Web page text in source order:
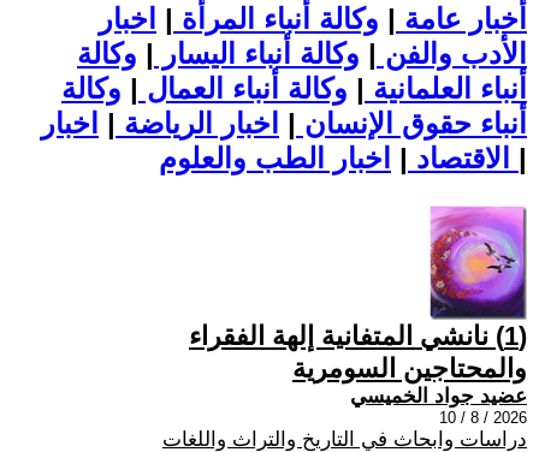
أخبار عامة | وكالة أنباء المرأة | اخبار
الأدب والفن | وكالة أنباء اليسار | وكالة
أنباء العلمانية | وكالة أنباء العمال | وكالة
أنباء حقوق الإنسان | اخبار الرياضة | اخبار
الاقتصاد | |
(1) نانشي المتفانية إلهة الفقراء
والمحتاجين السومرية
عضيد جواد الخميسي
2026 / 8 / 10
دراسات وابحاث في التاريخ والتراث واللغات